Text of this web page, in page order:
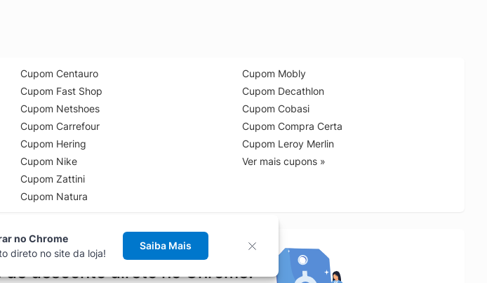
Cupom Centauro
Cupom Fast Shop
Cupom Netshoes
Cupom Carrefour
Cupom Hering
Cupom Nike
Cupom Zattini
Cupom Natura
Cupom Mobly
Cupom Decathlon
Cupom Cobasi
Cupom Compra Certa
Cupom Leroy Merlin
Ver mais cupons »
desconto direto no Chrome!
no Chrome
direto no site da loja!
Saiba Mais